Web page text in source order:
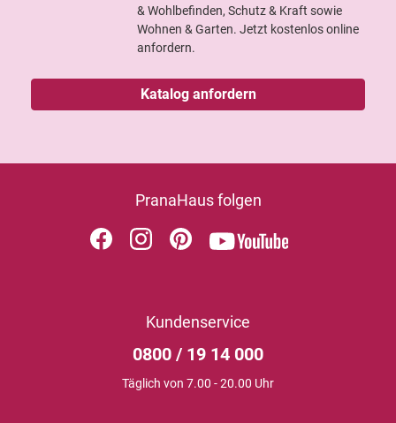
& Wohlbefinden, Schutz & Kraft sowie
Wohnen & Garten. Jetzt kostenlos online
anfordern.
Katalog anfordern
PranaHaus folgen
Kundenservice
0800 / 19 14 000
Täglich von 7.00 - 20.00 Uhr